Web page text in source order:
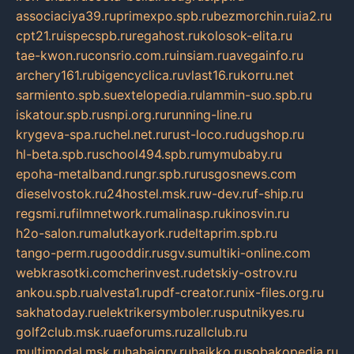
associaciya39.ruprimexpo.spb.rubezmorchin.ruia2.ru
cpt21.ruispecspb.ruregahost.rukolosok-elita.ru
tae-kwon.ruconsrio.com.ruinsiam.ruavegainfo.ru
archery161.rubigencyclica.ruvlast16.rukorru.net
sarmiento.spb.suextelopedia.rulammin-suo.spb.ru
iskatour.spb.rusnpi.org.rurunning-line.ru
krygeva-spa.ruchel.net.rurust-loco.rudugshop.ru
hl-beta.spb.ruschool494.spb.rumymubaby.ru
epoha-metalband.rungr.spb.rurusgosnews.com
dieselvostok.ru24hostel.msk.ruw-dev.ruf-ship.ru
regsmi.rufilmnetwork.rumalinasp.rukinosvin.ru
h2o-salon.rumalutkayork.rudeltaprim.spb.ru
tango-perm.rugooddir.rusgv.sumultiki-online.com
webkrasotki.comcherinvest.rudetskiy-ostrov.ru
ankou.spb.rualvesta1.rupdf-creator.runix-files.org.ru
sakhatoday.ruelektrikersymboler.rusputnikyes.ru
golf2club.msk.ruaeforums.ruzallclub.ru